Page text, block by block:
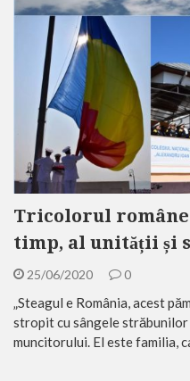
Tricolorul
timp, al unității și
25/06/2020 0
„Steagul e România, acest
stropit cu sângele
muncitorului. El este familia,